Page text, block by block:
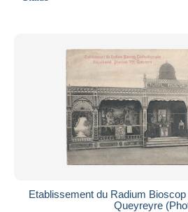
Etablissement du Radium
Queyreyre